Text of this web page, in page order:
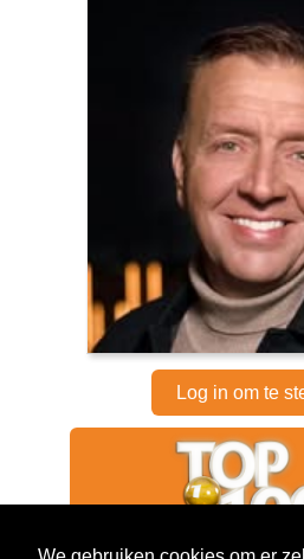
Log in om te